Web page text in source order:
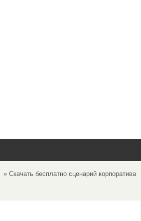
» Скачать бесплатно сценарий корпоратива